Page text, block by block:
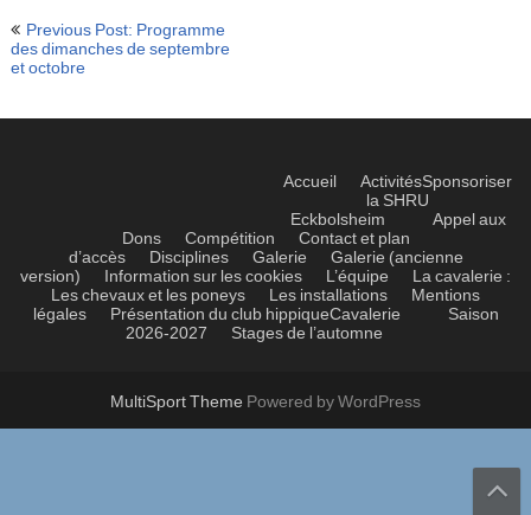
Navigation
de
Previous Post: Programme
des dimanches de septembre
et octobre
Accueil ActivitésSponsoriser
la SHRU
Eckbolsheim
Appel aux
Dons
Compétition
Contact et plan
d’accès
Disciplines Galerie
Galerie (ancienne
version)
Information sur les cookies L’équipe
La cavalerie :
Les chevaux et les poneys
Les installations
Mentions
légales
Présentation du club hippiqueCavalerie
Saison
2026-2027
Stages de l’automne
MultiSport Theme Powered by WordPress